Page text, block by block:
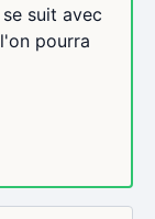
suit avec
pourra